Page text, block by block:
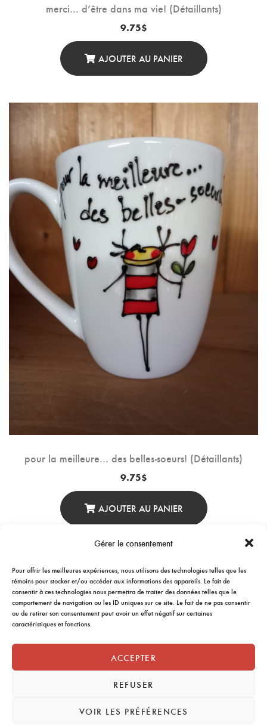
Gérer le consentement
Pour offrir les meilleures expériences, nous utilisons des technologies telles que les
témoins pour stocker et/ou accéder aux informations des appareils. Le fait de
consentir à ces technologies nous permettra de traiter des données telles que le
comportement de navigation ou les ID uniques sur ce site. Le fait de ne pas consentir
ou de retirer son consentement peut avoir un effet négatif sur certaines
caractéristiques et fonctions.
ACCEPTER
REFUSER
VOIR LES PRÉFÉRENCES
merci… d’être dans ma vie! (Détaillants)
9.75$
AJOUTER AU PANIER
pour la meilleure… des belles-soeurs! (Détaillants)
9.75$
AJOUTER AU PANIER
← 1 2 3 4 5 →